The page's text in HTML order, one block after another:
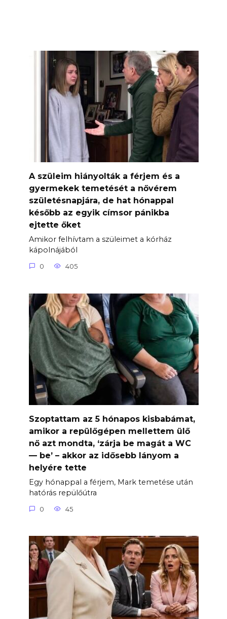
A szüleim hiányolták a férjem és a
gyermekek temetését a nővérem
születésnapjára, de hat hónappal
később az egyik címsor pánikba
ejtette őket
Amikor felhívtam a szüleimet a kórház
kápolnájából
0 405
Szoptattam az 5 hónapos kisbabámat,
amikor a repülőgépen mellettem ülő
nő azt mondta, ‘zárja be magát a WC
— be’ – akkor az idősebb lányom a
helyére tette
Egy hónappal a férjem, Mark temetése után
hatórás repülőútra
0 45